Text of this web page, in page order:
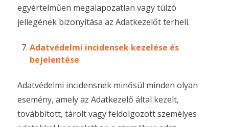
egyértelműen megalapozatlan vagy túlzó
jellegének bizonyítása az Adatkezelőt terheli.
Adatvédelmi incidensek kezelése és
bejelentése
Adatvédelmi incidensnek minősül minden olyan
esemény, amely az Adatkezelő által kezelt,
továbbított, tárolt vagy feldolgozott személyes